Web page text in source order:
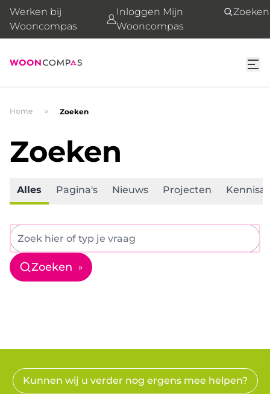
Werken bij
Wooncompas
Inloggen Mijn
Wooncompas
Zoeken
Home Zoeken
Zoeken
Alles Pagina's Nieuws Projecten
Zoeken
Kunnen wij u verder nog ergens mee helpen?